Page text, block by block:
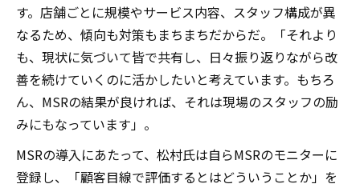
す。店舗ごとに規模やサービス内容、スタッフ構成が異
なるため、傾向も対策もまちまちだからだ。「それより
も、現状に気づいて皆で共有し、日々振り返りながら改
善を続けていくのに活かしたいと考えています。もちろ
ん、MSRの結果が良ければ、それは現場のスタッフの励
みにもなっています」。
MSRの導入にあたって、松村氏は自らMSRのモニターに
登録し、「顧客目線で評価するとはどういうことか」を